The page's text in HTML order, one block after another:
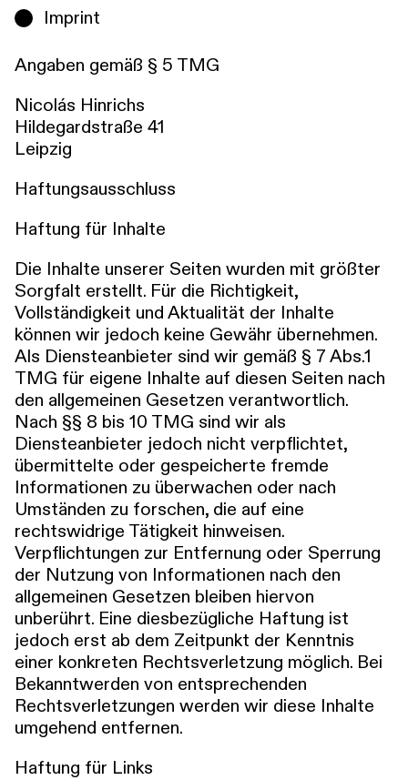
Imprint
Angaben gemäß § 5 TMG
Nicolás Hinrichs
Hildegardstraße 41
Leipzig
Haftungsausschluss
Haftung für Inhalte
Die Inhalte unserer Seiten wurden mit größter
Sorgfalt erstellt. Für die Richtigkeit,
Vollständigkeit und Aktualität der Inhalte
können wir jedoch keine Gewähr übernehmen.
Als Diensteanbieter sind wir gemäß § 7 Abs.1
TMG für eigene Inhalte auf diesen Seiten nach
den allgemeinen Gesetzen verantwortlich.
Nach §§ 8 bis 10 TMG sind wir als
Diensteanbieter jedoch nicht verpflichtet,
übermittelte oder gespeicherte fremde
Informationen zu überwachen oder nach
Umständen zu forschen, die auf eine
rechtswidrige Tätigkeit hinweisen.
Verpflichtungen zur Entfernung oder Sperrung
der Nutzung von Informationen nach den
allgemeinen Gesetzen bleiben hiervon
unberührt. Eine diesbezügliche Haftung ist
jedoch erst ab dem Zeitpunkt der Kenntnis
einer konkreten Rechtsverletzung möglich. Bei
Bekanntwerden von entsprechenden
Rechtsverletzungen werden wir diese Inhalte
umgehend entfernen.
Haftung für Links